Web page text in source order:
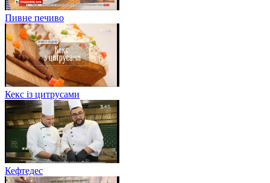
Пивне печиво
Кекс із цитрусами
Кефтедес